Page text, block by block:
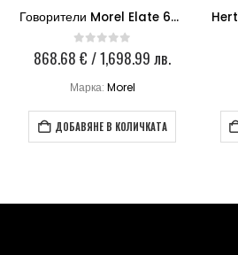
Говорители Morel Elate 603 3-WAY
0 out of 5
868.68€ / 1,698.99 лв.
Марка: Morel
ДОБАВЯНЕ В КОЛИЧКАТА